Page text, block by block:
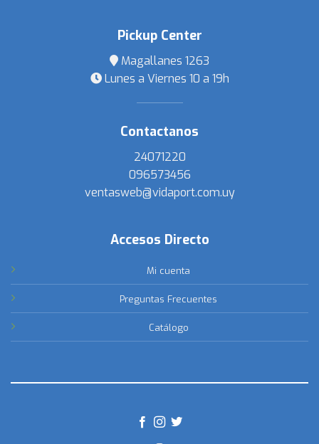
Pickup Center
Magallanes 1263
Lunes a Viernes 10 a 19h
Contactanos
24071220
096573456
ventasweb@vidaport.com.uy
Accesos Directo
Mi cuenta
Preguntas Frecuentes
Catálogo